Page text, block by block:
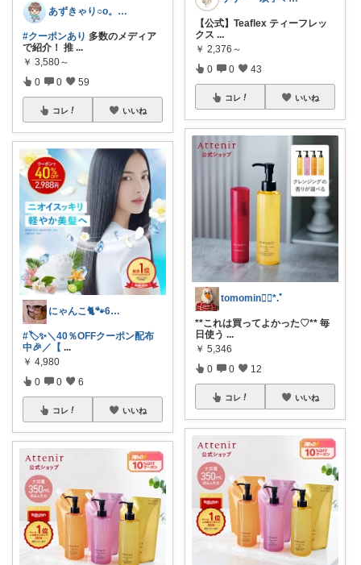
あずきゃり○o。.🐟🐠
#クーポンあり 多数のメディア
で紹介！ 推 ...
￥ 3,580～
0 0 59
コレ いいね
にゃんこ🐈🐾6日ｲｲﾈお休み🙏
#🏷️✨＼40％OFFクーポン配布
中🎉／【 ...
￥ 4,980
0 0 6
コレ いいね
【公式】Teaflex ティーフレッ
クス ...
￥ 2,376～
0 0 43
コレ いいね
tomomin❁⃘*.ﾟ
**これは買ってよかった♡** 毎
日使う ...
￥ 5,346
0 0 12
コレ いいね